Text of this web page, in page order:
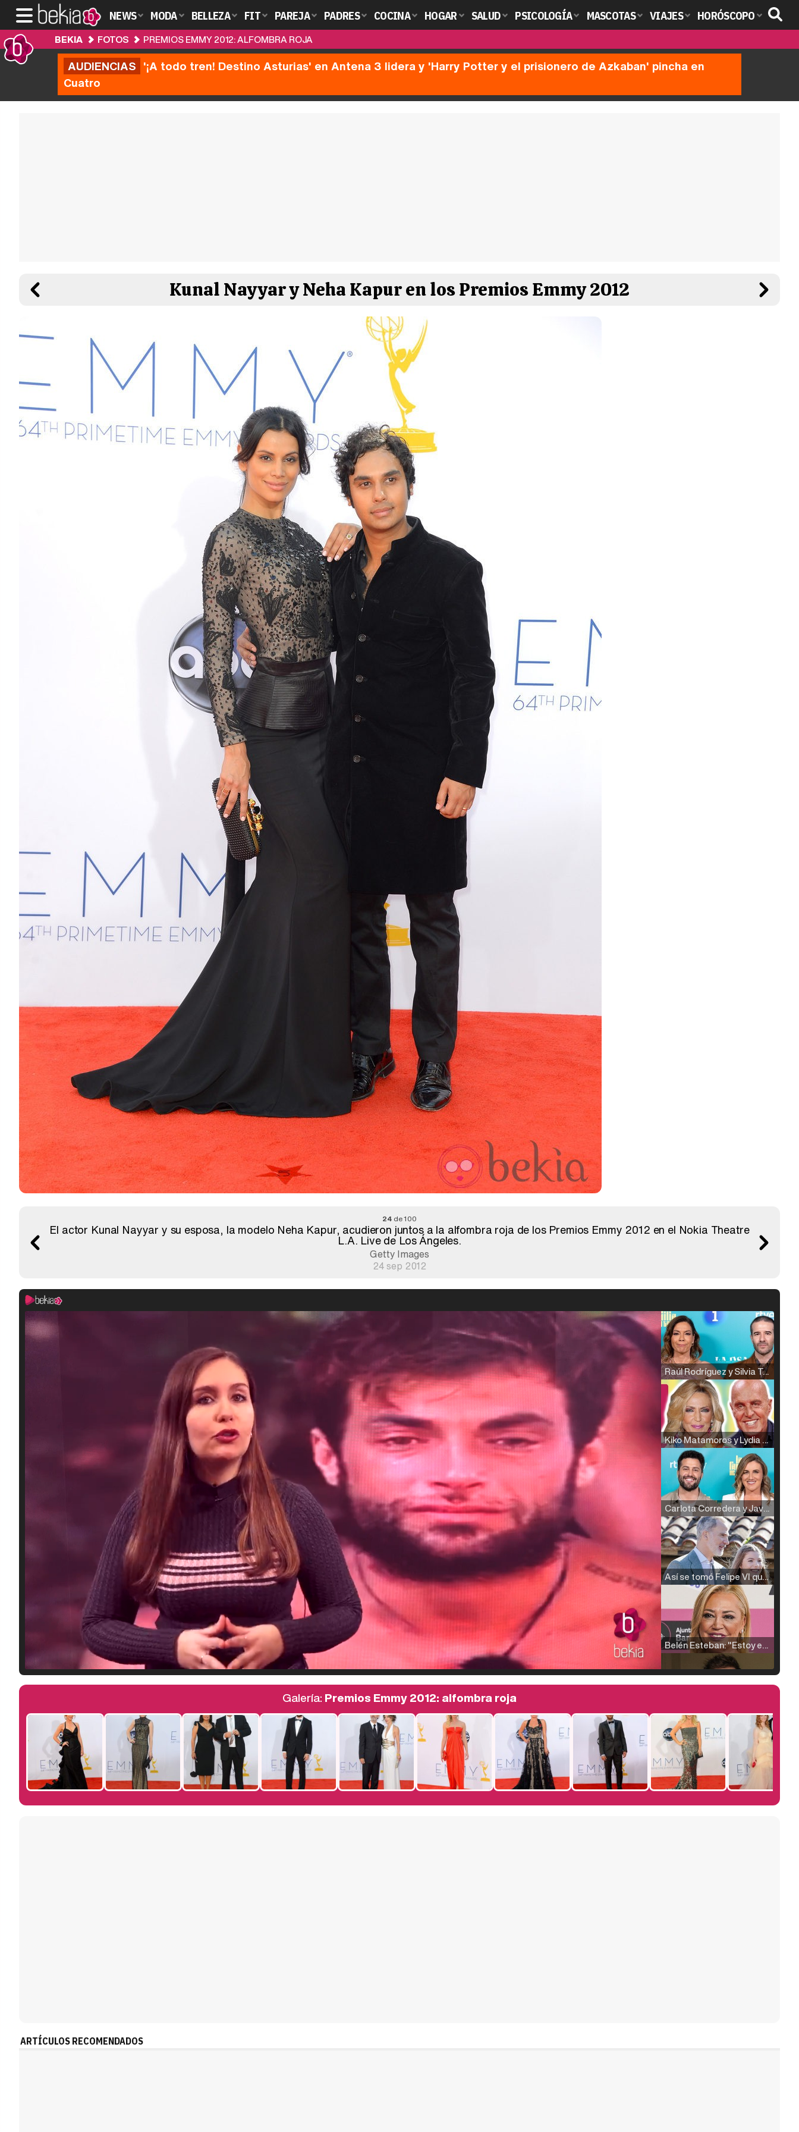
NEWS MODA BELLEZA FIT PAREJA PADRES COCINA HOGAR SALUD PSICOLOGÍA MASCOTAS VIAJES HORÓSCOPO
BEKIA FOTOS PREMIOS EMMY 2012: ALFOMBRA ROJA
AUDIENCIAS '¡A todo tren! Destino Asturias' en Antena 3 lidera y 'Harry Potter y el prisionero de Azkaban' pincha en
Cuatro
Kunal Nayyar y Neha Kapur en los Premios Emmy 2012
24de 100
El actor Kunal Nayyar y su esposa, la modelo Neha Kapur, acudieron juntos a la alfombra roja de los Premios Emmy 2012 en el Nokia Theatre
L.A. Live de Los Ángeles.
Getty Images
24 sep 2012
Raúl Rodríguez y Silvia Taulés nos cuentan su papel en 'La familia de la tele'
Kiko Matamoros y Lydia Lozano: "Nuestro público es de todas las edades y RTVE tiene un público muy pegado a las novelas, al que tenemos que captar"
Carlota Corredera y Javier de Hoyos: "La tele tiene que representar al público también y aquí están todos los perfiles posibles&quo;
Así se tomó Felipe VI que la Infanta Sofía no quisiera recibir formación militar
Belén Esteban: "Estoy emocionada, muy contenta y muy feliz por llegar a RTVE"
Manu Baqueiro: "Tuve como referente a Bruce Willis en 'Luz de Luna' para mi trabajo en la serie 'Perdiendo el juicio'"
Galería: Premios Emmy 2012: alfombra roja
ARTÍCULOS RECOMENDADOS